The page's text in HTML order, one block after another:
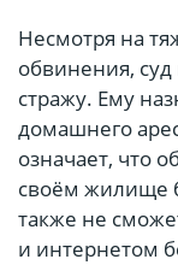
Несмотря на
обвинения,
стражу. Ему
домашнего
означает, что
своём жилище
также не
и интернетом